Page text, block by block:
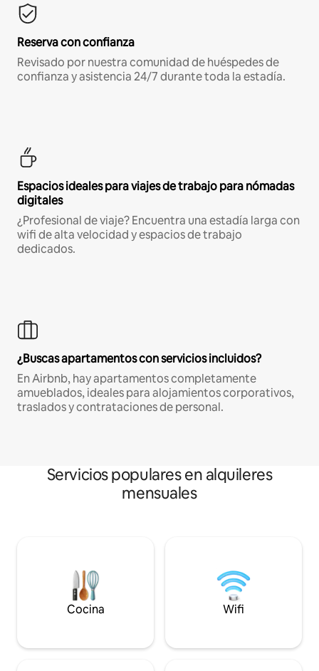
Reserva con confianza
Revisado por nuestra comunidad de huéspedes de
confianza y asistencia 24/7 durante toda la estadía.
Espacios ideales para viajes de trabajo para nómadas
digitales
¿Profesional de viaje? Encuentra una estadía larga con
wifi de alta velocidad y espacios de trabajo
dedicados.
¿Buscas apartamentos con servicios incluidos?
En Airbnb, hay apartamentos completamente
amueblados, ideales para alojamientos corporativos,
traslados y contrataciones de personal.
Servicios populares en alquileres
mensuales
Cocina Wifi